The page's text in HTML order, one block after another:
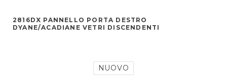
2816DX PANNELLO PORTA DESTRO
DYANE/ACADIANE VETRI DISCENDENTI
NUOVO